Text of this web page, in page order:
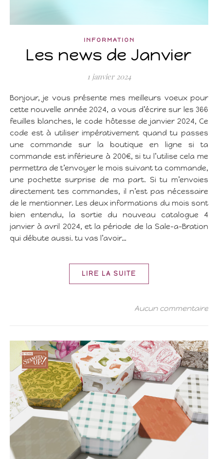
INFORMATION
Les news de Janvier
1 janvier 2024
Bonjour, je vous présente mes meilleurs voeux pour
cette nouvelle année 2024, a vous d’écrire sur les 366
feuilles blanches, le code hôtesse de janvier 2024, Ce
code est à utiliser impérativement quand tu passes
une commande sur la boutique en ligne si ta
commande est inférieure à 200€, si tu l’utilise cela me
permettra de t’envoyer le mois suivant ta commande,
une pochette surprise de ma part. Si tu m’envoies
directement tes commandes, il n’est pas nécessaire
de le mentionner. Les deux informations du mois sont
bien entendu, la sortie du nouveau catalogue 4
janvier à avril 2024, et la période de la Sale-a-Bration
qui débute aussi. tu vas l’avoir…
LIRE LA SUITE
Aucun commentaire